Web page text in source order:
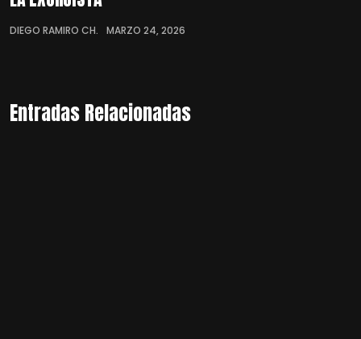
DIEGO RAMIRO CH. MARZO 24, 2026
Entradas Relacionadas